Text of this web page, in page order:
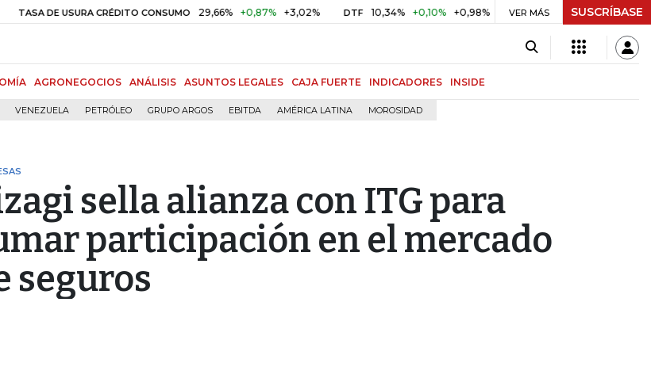
DE USURA CRÉDITO CONSUMO 29,66% +0,87% +3,02% DTF 10,34% +0,10% +0,98% UVR $ 416,86 +$ 0,05 +0,01%
VER MÁS SUSCRÍBASE
AGRONEGOCIOS ANÁLISIS ASUNTOS LEGALES CAJA FUERTE INDICADORES INSIDE
VENEZUELA PETRÓLEO GRUPO ARGOS EBITDA AMÉRICA LATINA MOROSIDAD
sella alianza con ITG para
participación en el mercado
seguros